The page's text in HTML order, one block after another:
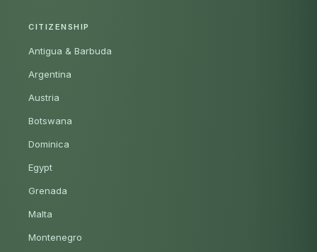
CITIZENSHIP
Antigua & Barbuda
Argentina
Austria
Botswana
Dominica
Egypt
Grenada
Malta
Montenegro